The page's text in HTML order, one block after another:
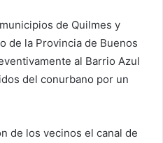
de Quilmes y
de la Provincia de Buenos
al Barrio Azul
del conurbano por un
de los vecinos el canal de